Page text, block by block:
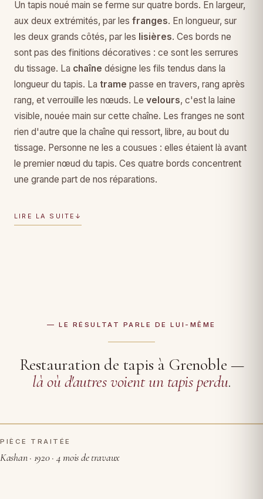
Un tapis noué main se ferme sur quatre bords. En largeur,
aux deux extrémités, par les franges. En longueur, sur
les deux grands côtés, par les lisières. Ces bords ne
sont pas des finitions décoratives : ce sont les serrures
du tissage. La chaîne désigne les fils tendus dans la
longueur du tapis. La trame passe en travers, rang après
rang, et verrouille les nœuds. Le velours, c'est la laine
visible, nouée main sur cette chaîne. Les franges ne sont
rien d'autre que la chaîne qui ressort, libre, au bout du
tissage. Personne ne les a cousues : elles étaient là avant
le premier nœud du tapis. Ces quatre bords concentrent
une grande part de nos réparations.
LIRE LA SUITE ↓
— LE RÉSULTAT PARLE DE LUI-MÊME
Restauration de tapis à Grenoble —
là où d'autres voient un tapis perdu.
AVANT RESTAURATION
PIÈCE TRAITÉE
Kashan · 1920 · 4 mois de travaux